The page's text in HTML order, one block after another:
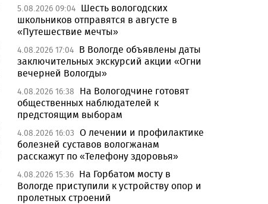
5.08.2026 09:04 Шесть вологодских
школьников отправятся в августе в
«Путешествие мечты»
4.08.2026 17:04 В Вологде объявлены даты
заключительных экскурсий акции «Огни
вечерней Вологды»
4.08.2026 16:38
На Вологодчине готовят
общественных наблюдателей к
предстоящим выборам
4.08.2026 16:03 О лечении и профилактике
болезней суставов вологжанам
расскажут по «Телефону здоровья»
4.08.2026 15:36 На Горбатом мосту в
Вологде приступили к устройству опор и
пролетных строений